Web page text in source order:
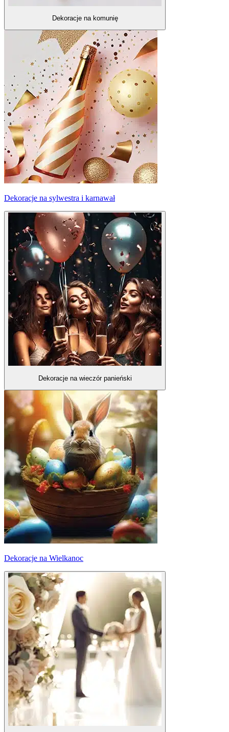
Dekoracje na komunię
Dekoracje na sylwestra i karnawał
Dekoracje na wieczór panieński
Dekoracje na Wielkanoc